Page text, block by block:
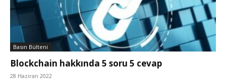
Basın Bülteni
Blockchain hakkında 5 soru 5 cevap
28 Haziran 2022